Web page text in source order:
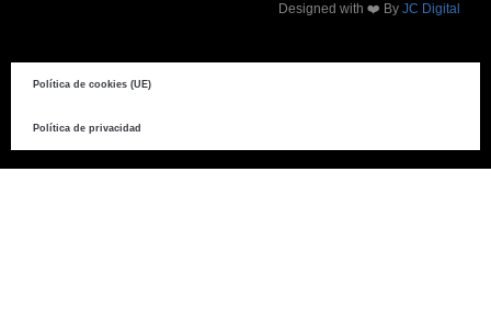
Designed with ❤️ By JC Digital
Política de cookies (UE)
Política de privacidad